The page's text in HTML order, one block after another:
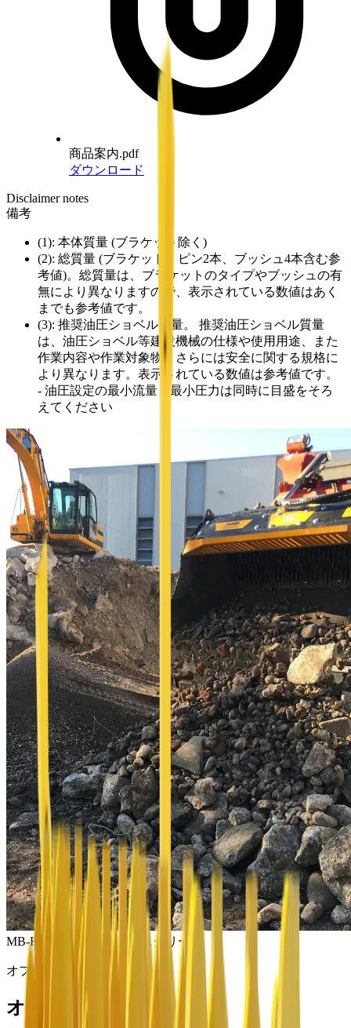
商品案内.pdf
ダウンロード
Disclaimer notes
備考
(1): 本体質量 (ブラケット除く)
(2): 総質量 (ブラケット、ピン2本、ブッシュ4本含む参
考値)。総質量は、ブラケットのタイプやブッシュの有
無により異なりますので、表示されている数値はあく
までも参考値です。
(3): 推奨油圧ショベル質量。 推奨油圧ショベル質量
は、油圧ショベル等建設機械の仕様や使用用途、また
作業内容や作業対象物、さらには安全に関する規格に
より異なります。表示されている数値は参考値です。
- 油圧設定の最小流量と最小圧力は同時に目盛をそろ
えてください
MB-HDS220 ロータリースクリーン
オプション製品
オプション製品